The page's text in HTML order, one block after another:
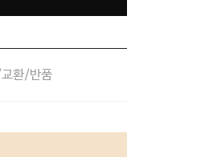
환/반품